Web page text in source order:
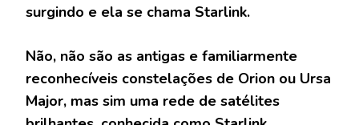
surgindo e ela se chama Starlink.
Não, não são as antigas e familiarmente
reconhecíveis constelações de Orion ou Ursa
Major, mas sim uma rede de satélites